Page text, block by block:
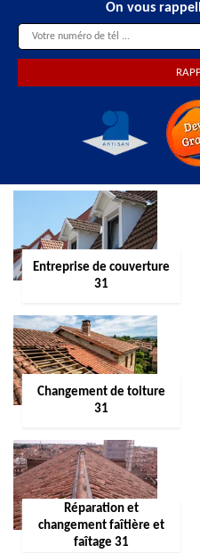
On vous
Entreprise de couverture
31
Changement de toiture
31
Réparation et
changement faîtière et
faîtage 31